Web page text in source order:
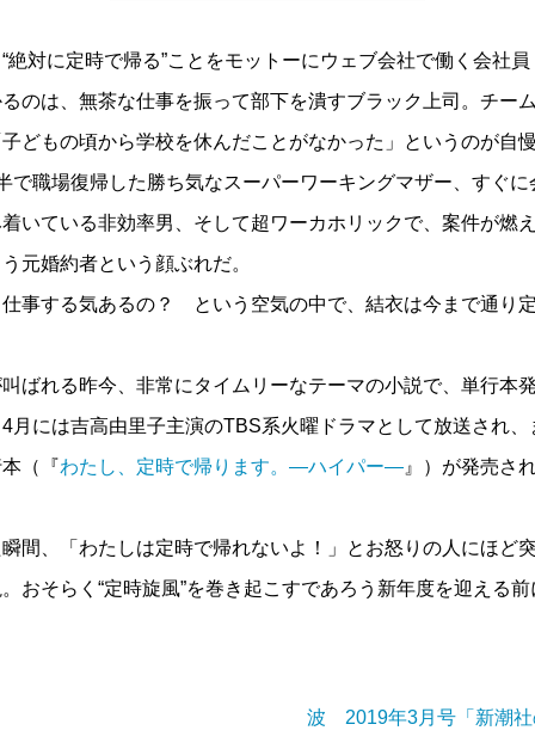
対に定時で帰る”ことをモットーにウェブ会社で働く会社
のは、無茶な仕事を振って部下を潰すブラック上司。チー
どもの頃から学校を休んだことがなかった」というのが自
で職場復帰した勝ち気なスーパーワーキングマザー、すぐ
いている非効率男、そして超ワーカホリックで、案件が燃
元婚約者という顔ぶれだ。
する気あるの？ という空気の中で、結衣は今まで通り
ばれる昨今、非常にタイムリーなテーマの小説で、単行本
月には吉高由里子主演のTBS系火曜ドラマとして放送され
（『わたし、定時で帰ります。―ハイパー― 』）が発売さ
、「わたしは定時で帰れないよ！」とお怒りの人にほど
おそらく“定時旋風”を巻き起こすであろう新年度を迎える
波 2019年3月号「新潮社